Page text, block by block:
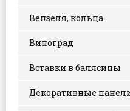
Вензеля, кольца
Виноград
Вставки в балясины
Декоративные